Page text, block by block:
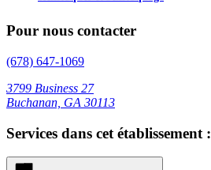
Pour nous contacter
(678) 647-1069
3799 Business 27
Buchanan, GA 30113
Services dans cet établissement :